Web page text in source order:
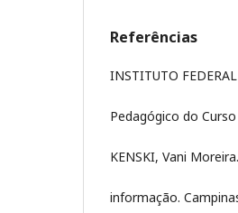
Referências
INSTITUTO
Pedagógico do
KENSKI, Vani
informação.